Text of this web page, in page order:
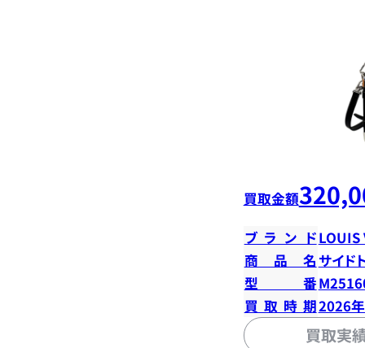
買取金額
ブランドLOUIS
商品名 サイド
型番
買取時期2026
買取実